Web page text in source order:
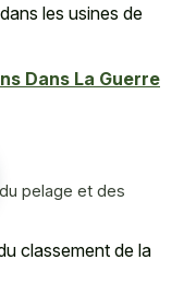
les usines de
Dans La Guerre
pelage et des
classement de la